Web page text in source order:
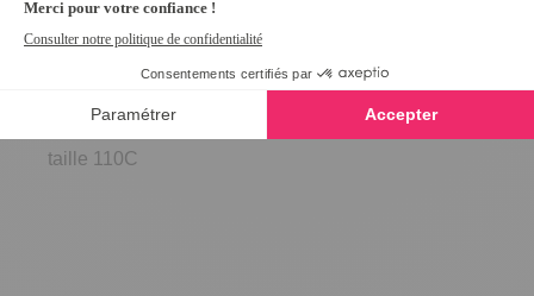
Soutien-gorge
sans armatures
taille 110C